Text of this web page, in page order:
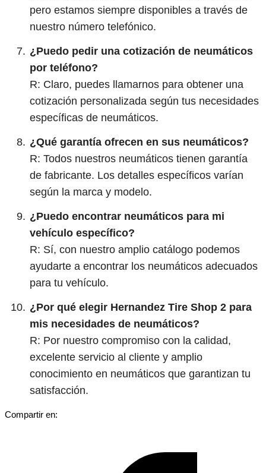
pero estamos siempre disponibles a través de
nuestro número telefónico.
¿Puedo pedir una cotización de neumáticos
por teléfono?
R: Claro, puedes llamarnos para obtener una
cotización personalizada según tus necesidades
específicas de neumáticos.
¿Qué garantía ofrecen en sus neumáticos?
R: Todos nuestros neumáticos tienen garantía
de fabricante. Los detalles específicos varían
según la marca y modelo.
¿Puedo encontrar neumáticos para mi
vehículo específico?
R: Sí, con nuestro amplio catálogo podemos
ayudarte a encontrar los neumáticos adecuados
para tu vehículo.
¿Por qué elegir Hernandez Tire Shop 2 para
mis necesidades de neumáticos?
R: Por nuestro compromiso con la calidad,
excelente servicio al cliente y amplio
conocimiento en neumáticos que garantizan tu
satisfacción.
Compartir en: